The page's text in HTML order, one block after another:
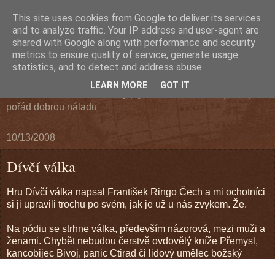
Divadelní spolek Havlíček
Škrdlovice 2024
pořád dobrou náladu
10/13/2008
Dívčí válka
Hru Dívčí válka napsal František Ringo Čech a mi ochotníci
si ji upravili trochu po svém, jak je už u nás zvykem. Že.
Na pódiu se strhne válka, především názorová, mezi muži a
ženami. Chybět nebudou čerstvě ovdovělý kníže Přemysl,
kancobijec Bivoj, panic Ctirad či lidový umělec božský
This site uses cookies from Google to deliver its services
and to analyze traffic. Your IP address and user-agent are
shared with Google along with performance and security
metrics to ensure quality of service, generate usage
statistics, and to detect and address abuse.
LEARN MORE GOT IT